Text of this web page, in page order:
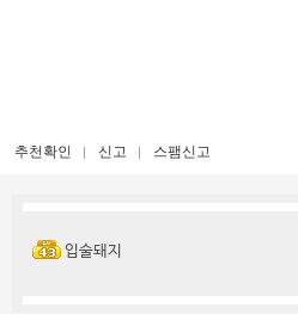
추천확인 신고 스팸신고
입술돼지